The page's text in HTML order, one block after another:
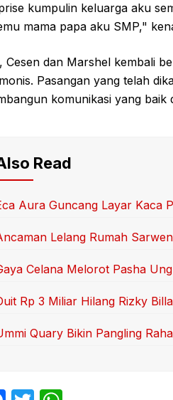
kumpulin keluarga aku
mama papa aku SMP,"
Cesen dan Marshel kembali
Pasangan yang telah
komunikasi yang baik
Read
Aura Guncang Layar Kaca
Lelang Rumah
Celana Melorot Pasha
Rp 3 Miliar Hilang Rizky
Quary Bikin Pangling